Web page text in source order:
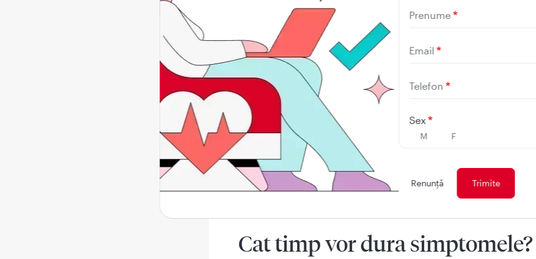
Pierderea poftei de mancare
Greata
Varsaturi
Durere abdominala
Urina inchisa la culoare
Scaun decolorat
Dureri articulare
Icter (coloratie galbena la nivelul pielii si ochilor)
Icterul dureaza 2-4 saptamani, iar convalescenta poate fi
Cat timp vor dura simptomele?
Prenume
Email
Telefon
Sex
M F
Renunţă